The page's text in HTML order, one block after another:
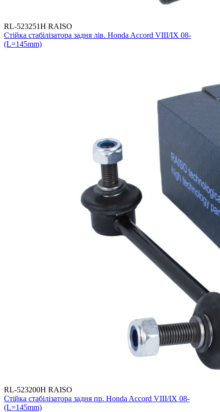
RL-523251H RAISO
Стійка стабілізатора задня лів. Honda Accord VIII/IX 08-
(L=145mm)
RL-523200H RAISO
Стійка стабілізатора задня пр. Honda Accord VIII/IX 08-
(L=145mm)